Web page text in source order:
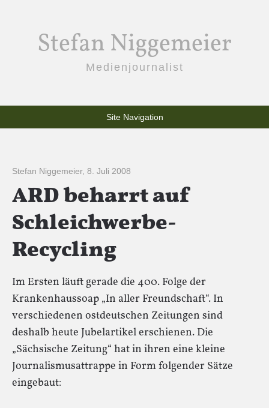
Stefan Niggemeier
Medienjournalist
Site Navigation
Stefan Niggemeier, 8. Juli 2008
ARD beharrt auf
Schleichwerbe-
Recycling
Im Ersten läuft gerade die 400. Folge der
Krankenhaussoap „In aller Freundschaft“. In
verschiedenen ostdeutschen Zeitungen sind
deshalb heute Jubelartikel erschienen. Die
„Sächsische Zeitung“ hat in ihren eine kleine
Journalismusattrappe in Form folgender Sätze
eingebaut: